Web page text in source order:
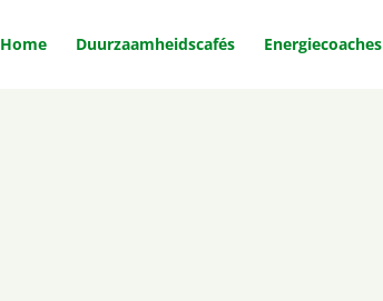
Home Duurzaamheidscafés Energiecoaches